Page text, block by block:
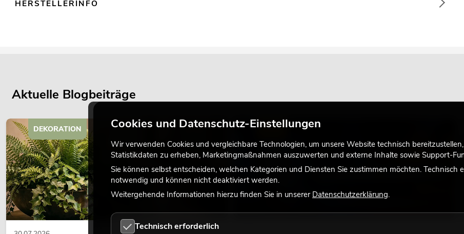
HERSTELLERINFO
Aktuelle Blogbeiträge
DEKORATION LICHT
Cookies und Datenschutz-Einstellungen
Wir verwenden Cookies und vergleichbare Technologien, um unsere Website technisch
Statistikdaten zu erheben, Marketingmaßnahmen auszuwerten und externe Inhalte sowie Support-
Sie können selbst entscheiden, welchen Kategorien und Diensten Sie zustimmen möchten. Technisch
notwendig und können nicht deaktiviert werden.
Weitergehende Informationen hierzu finden Sie in unserer Datenschutzerklärung.
Technisch erforderlich